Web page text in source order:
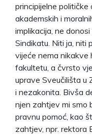
principijelne političke
akademskih i
implikacija, ne
Sindikatu. Niti ja, niti
vijeće nema nikakve
fakultetu, a čvrsto
uprave Sveučilišta u
i nezakonita. Bivša
njen zahtjev mi smo
pravnu pomoć, kao
zahtjev, npr. rektora